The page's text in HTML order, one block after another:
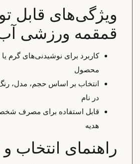
ویژگی‌های قابل
قمقمه ورزشی
کاربرد برای نوشیدنی‌های گرم یا
محصول
انتخاب بر اساس حجم، مدل، رنگ
در نام
قابل استفاده برای مصرف
هدیه
راهنمای انتخاب و